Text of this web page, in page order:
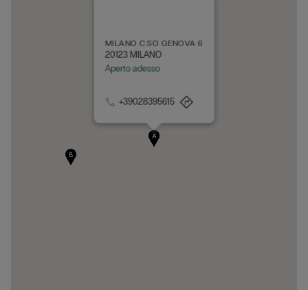
A
B
MILANO C.SO GENOVA 6
20123 MILANO
Aperto adesso
+39028395615